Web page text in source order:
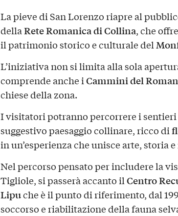
La pieve di San Lorenzo riapre al
dellaRete Romanica di Collina, che
il patrimonio storico e culturale del
L’iniziativa non si limita alla sola
comprende anche iCammini del
chiese della zona.
I visitatori potranno percorrere i sentieri
suggestivo paesaggio collinare, ricco di
in un’esperienza che unisce arte, storia
Nel percorso pensato per includere la
Tigliole, si passerà accanto ilCentro
Lipuche è il punto di riferimento, dal
soccorso e riabilitazione della fauna